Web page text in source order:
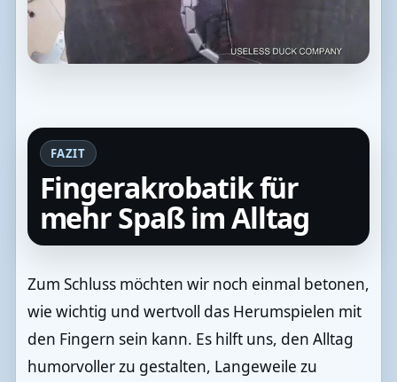
FAZIT
Fingerakrobatik für
mehr Spaß im Alltag
Zum Schluss möchten wir noch einmal betonen,
wie wichtig und wertvoll das Herumspielen mit
den Fingern sein kann. Es hilft uns, den Alltag
humorvoller zu gestalten, Langeweile zu